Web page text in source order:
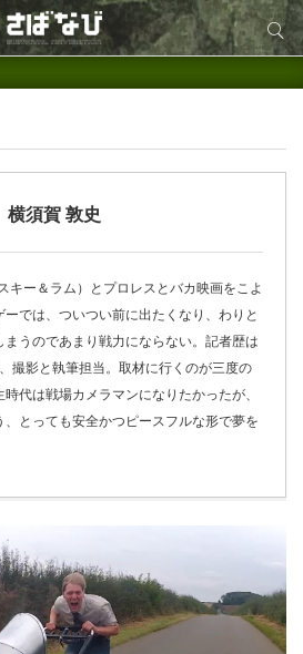
サイト内検索
横須賀 敦史
キー＆ラム）とプロレスとバカ映画をこよ
では、ついつい前に出たくなり、わりと
うのであまり戦力にならない。記者歴は
撮影と執筆担当。取材に行くのが三度の
代は戦場カメラマンになりたかったが、
、とっても安全かつピースフルな形で夢を
サイト内検索